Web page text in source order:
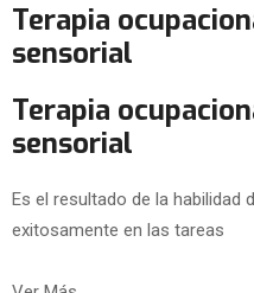
Terapia
sensorial
Terapia
sensorial
Es el resultado de la habilidad
exitosamente en las tareas